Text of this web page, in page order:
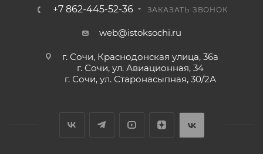
+7 862-445-52-36 ЗАКАЗАТЬ ЗВОНОК
web@istoksochi.ru
г. Сочи, Краснодонская улица, 36а
г. Сочи, ул. Авиационная, 34
г. Сочи, ул. Старонасыпная, 30/2А